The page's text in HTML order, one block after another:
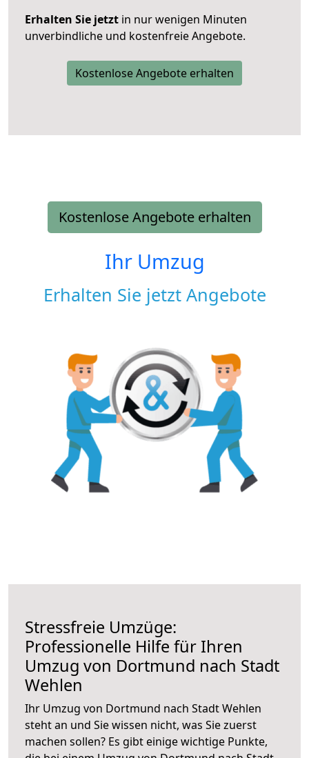
Erhalten Sie jetzt in nur wenigen Minuten
unverbindliche und kostenfreie Angebote.
Kostenlose Angebote erhalten
Kostenlose Angebote erhalten
Ihr Umzug
Erhalten Sie jetzt Angebote
Stressfreie Umzüge:
Professionelle Hilfe für Ihren
Umzug von Dortmund nach Stadt
Wehlen
Ihr Umzug von Dortmund nach Stadt Wehlen
steht an und Sie wissen nicht, was Sie zuerst
machen sollen? Es gibt einige wichtige Punkte,